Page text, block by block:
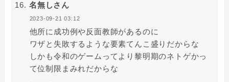
名無しさん
2023-09-21 03:12
他所に成功例や反面教師があるのに
ワザと失敗するような要素てんこ盛りだからな
しかも令和のゲームってより黎明期のネトゲかっ
て位制限まみれだからな